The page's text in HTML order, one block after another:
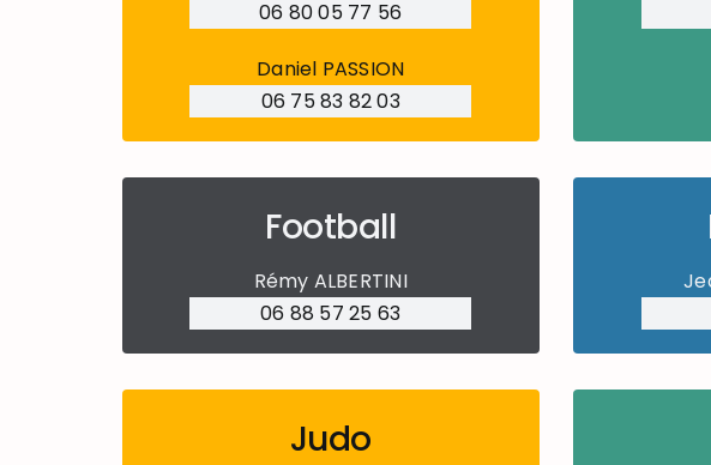
06 80 05 77 56
Daniel PASSION
06 75 83 82 03
Football
Rémy ALBERTINI
06 88 57 25 63
Judo